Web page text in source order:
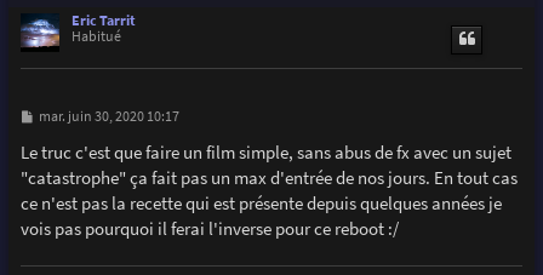
Eric Tarrit
Habitué
M
s
s
a
e
mar. juin 30, 2020 10:17
Le truc c'est que faire un film simple, sans abus de fx avec un sujet
"catastrophe" ça fait pas un max d'entrée de nos jours. En tout cas
ce n'est pas la recette qui est présente depuis quelques années je
vois pas pourquoi il ferai l'inverse pour ce reboot :/